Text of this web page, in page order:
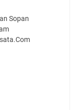
Sopan